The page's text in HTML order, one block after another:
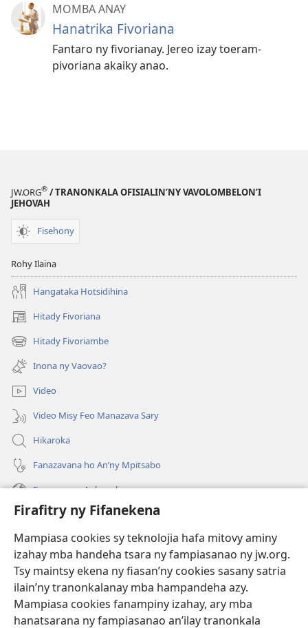
Firafitry ny Fifanekena
Mampiasa cookies sy teknolojia hafa mitovy aminy
izahay mba handeha tsara ny fampiasanao ny jw.org.
Tsy maintsy ekena ny fiasan’ny cookies sasany satria
ilain’ny tranonkalanay mba hampandeha azy.
Mampiasa cookies fanampiny izahay, ary mba
hanatsarana ny fampiasanao an’ilay tranonkala
MOMBA ANAY
Hanatrika Fivoriana
Fantaro ny fivorianay. Jereo izay toeram-
pivoriana akaiky anao.
JW.ORG® / TRANONKALA OFISIALIN’NY VAVOLOMBELON’I
JEHOVAH
Fisehony
Rohy Ilaina
Hangataka Hotsidihina
Hitady Fivoriana
(manokatra
rohy) Hitady Fivoriambe
(manokatra
rohy) Inona ny Vaovao?
Video
Video Misy Feo Manazava Sary
Hikaroka
Fanazavana ho An’ny Mpitsabo
Fanazavana Ankapobeny
Fanampiana
Fanomezana
(manokatra
rohy)
FITEHIRIZAM-BOKIN’NY Vavolombelon’i Jehovah
(manokatra
rohy)
JW Hub
(manokatra